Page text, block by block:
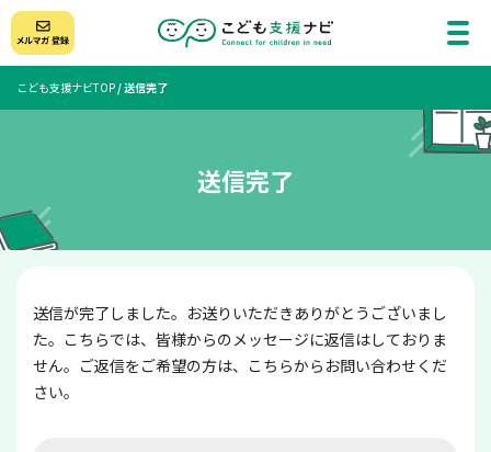
こども支援ナビTOP/送信完了
送信完了
送信が完了しました。お送りいただきありがとうございまし
た。こちらでは、皆様からのメッセージに返信はしておりま
せん。ご返信をご希望の方は、こちらからお問い合わせくだ
さい。